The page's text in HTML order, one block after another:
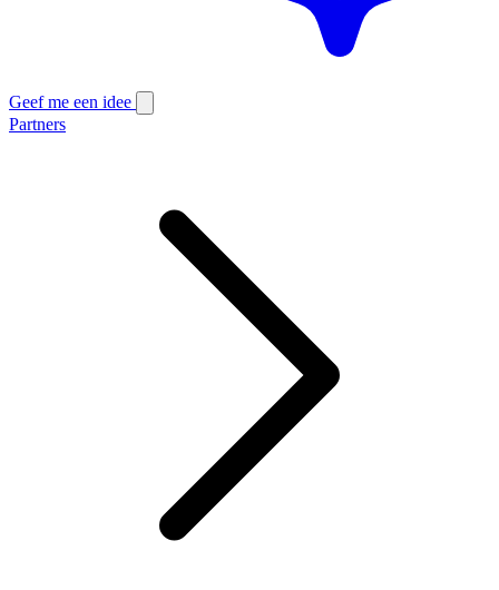
Geef me een idee
Partners